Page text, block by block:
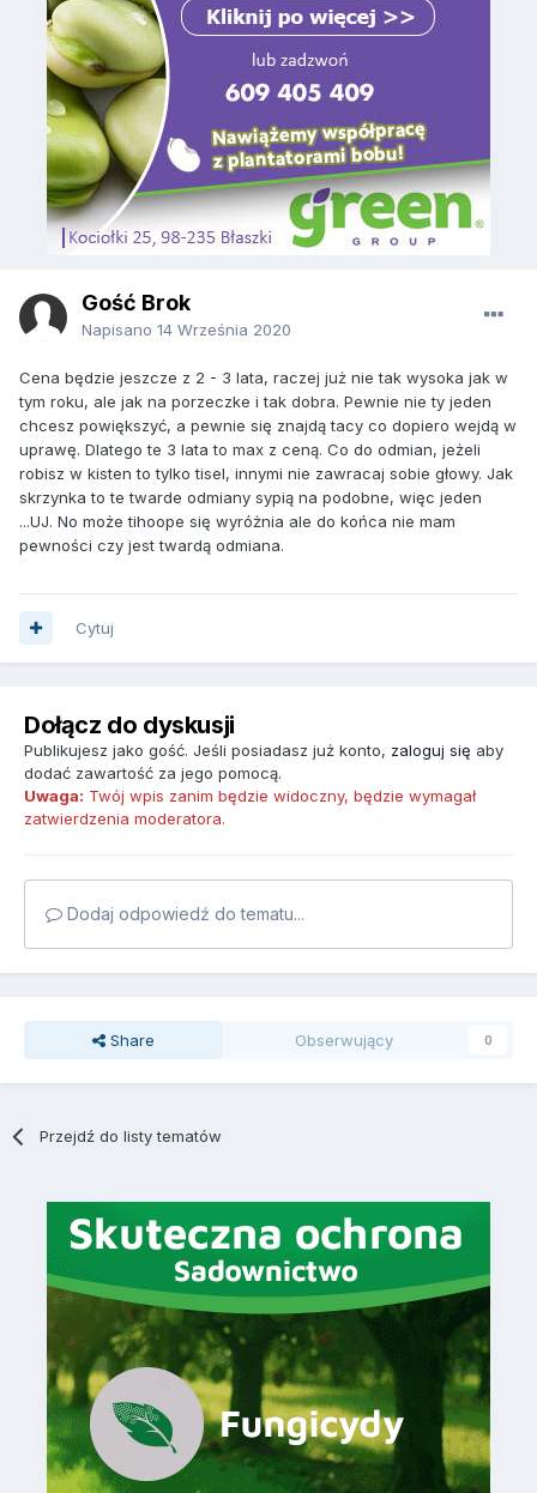
Gość Brok
Napisano 14 Września 2020
Cena będzie jeszcze z 2 - 3 lata, raczej już nie tak wysoka jak w
tym roku, ale jak na porzeczke i tak dobra. Pewnie nie ty jeden
chcesz powiększyć, a pewnie się znajdą tacy co dopiero wejdą w
uprawę. Dlatego te 3 lata to max z ceną. Co do odmian, jeżeli
robisz w kisten to tylko tisel, innymi nie zawracaj sobie głowy. Jak
skrzynka to te twarde odmiany sypią na podobne, więc jeden
...UJ. No może tihoope się wyróżnia ale do końca nie mam
pewności czy jest twardą odmiana.
Cytuj
Dołącz do dyskusji
Publikujesz jako gość. Jeśli posiadasz już konto, zaloguj się aby
dodać zawartość za jego pomocą.
Uwaga: Twój wpis zanim będzie widoczny, będzie wymagał
zatwierdzenia moderatora.
Dodaj odpowiedź do tematu...
Share Obserwujący 0
Przejdź do listy tematów